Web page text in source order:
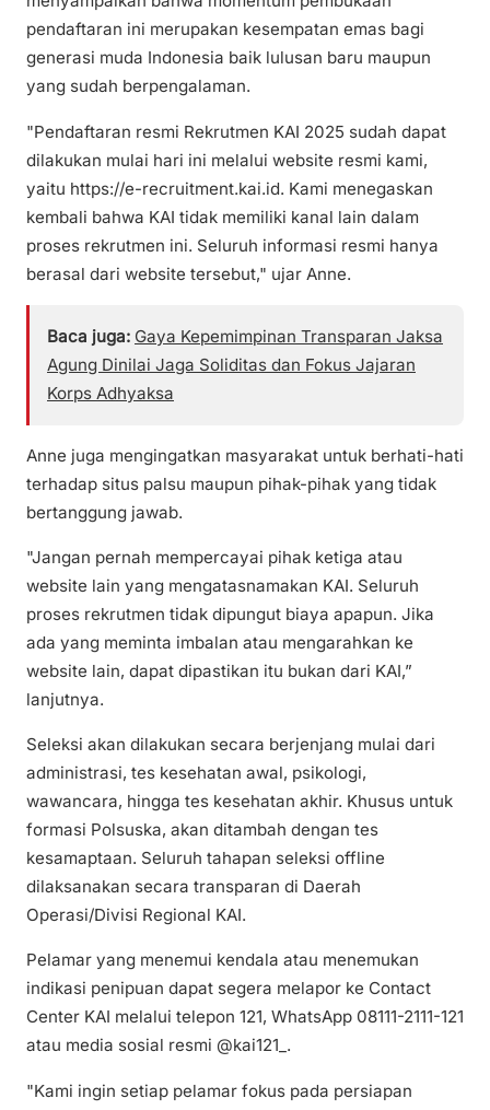
pendaftaran ini merupakan kesempatan emas bagi
generasi muda Indonesia baik lulusan baru maupun
yang sudah berpengalaman.
"Pendaftaran resmi Rekrutmen KAI 2025 sudah dapat
dilakukan mulai hari ini melalui website resmi kami,
yaitu https://e-recruitment.kai.id. Kami menegaskan
kembali bahwa KAI tidak memiliki kanal lain dalam
proses rekrutmen ini. Seluruh informasi resmi hanya
berasal dari website tersebut," ujar Anne.
Baca juga: Gaya Kepemimpinan Transparan Jaksa
Agung Dinilai Jaga Soliditas dan Fokus Jajaran
Korps Adhyaksa
Anne juga mengingatkan masyarakat untuk berhati-hati
terhadap situs palsu maupun pihak-pihak yang tidak
bertanggung jawab.
"Jangan pernah mempercayai pihak ketiga atau
website lain yang mengatasnamakan KAI. Seluruh
proses rekrutmen tidak dipungut biaya apapun. Jika
ada yang meminta imbalan atau mengarahkan ke
website lain, dapat dipastikan itu bukan dari KAI,”
lanjutnya.
Seleksi akan dilakukan secara berjenjang mulai dari
administrasi, tes kesehatan awal, psikologi,
wawancara, hingga tes kesehatan akhir. Khusus untuk
formasi Polsuska, akan ditambah dengan tes
kesamaptaan. Seluruh tahapan seleksi offline
dilaksanakan secara transparan di Daerah
Operasi/Divisi Regional KAI.
Pelamar yang menemui kendala atau menemukan
indikasi penipuan dapat segera melapor ke Contact
Center KAI melalui telepon 121, WhatsApp 08111-2111-121
atau media sosial resmi @kai121_.
"Kami ingin setiap pelamar fokus pada persiapan